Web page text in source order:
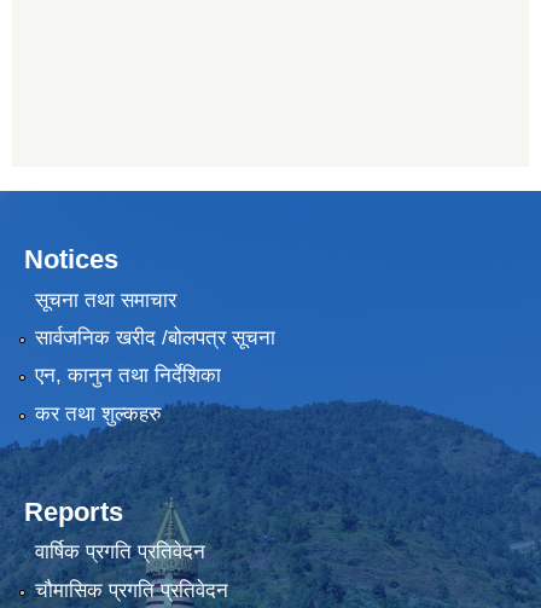
Notices
सूचना तथा समाचार
सार्वजनिक खरीद /बोलपत्र सूचना
एन, कानुन तथा निर्देशिका
कर तथा शुल्कहरु
Reports
वार्षिक प्रगति प्रतिवेदन
चौमासिक प्रगति प्रतिवेदन